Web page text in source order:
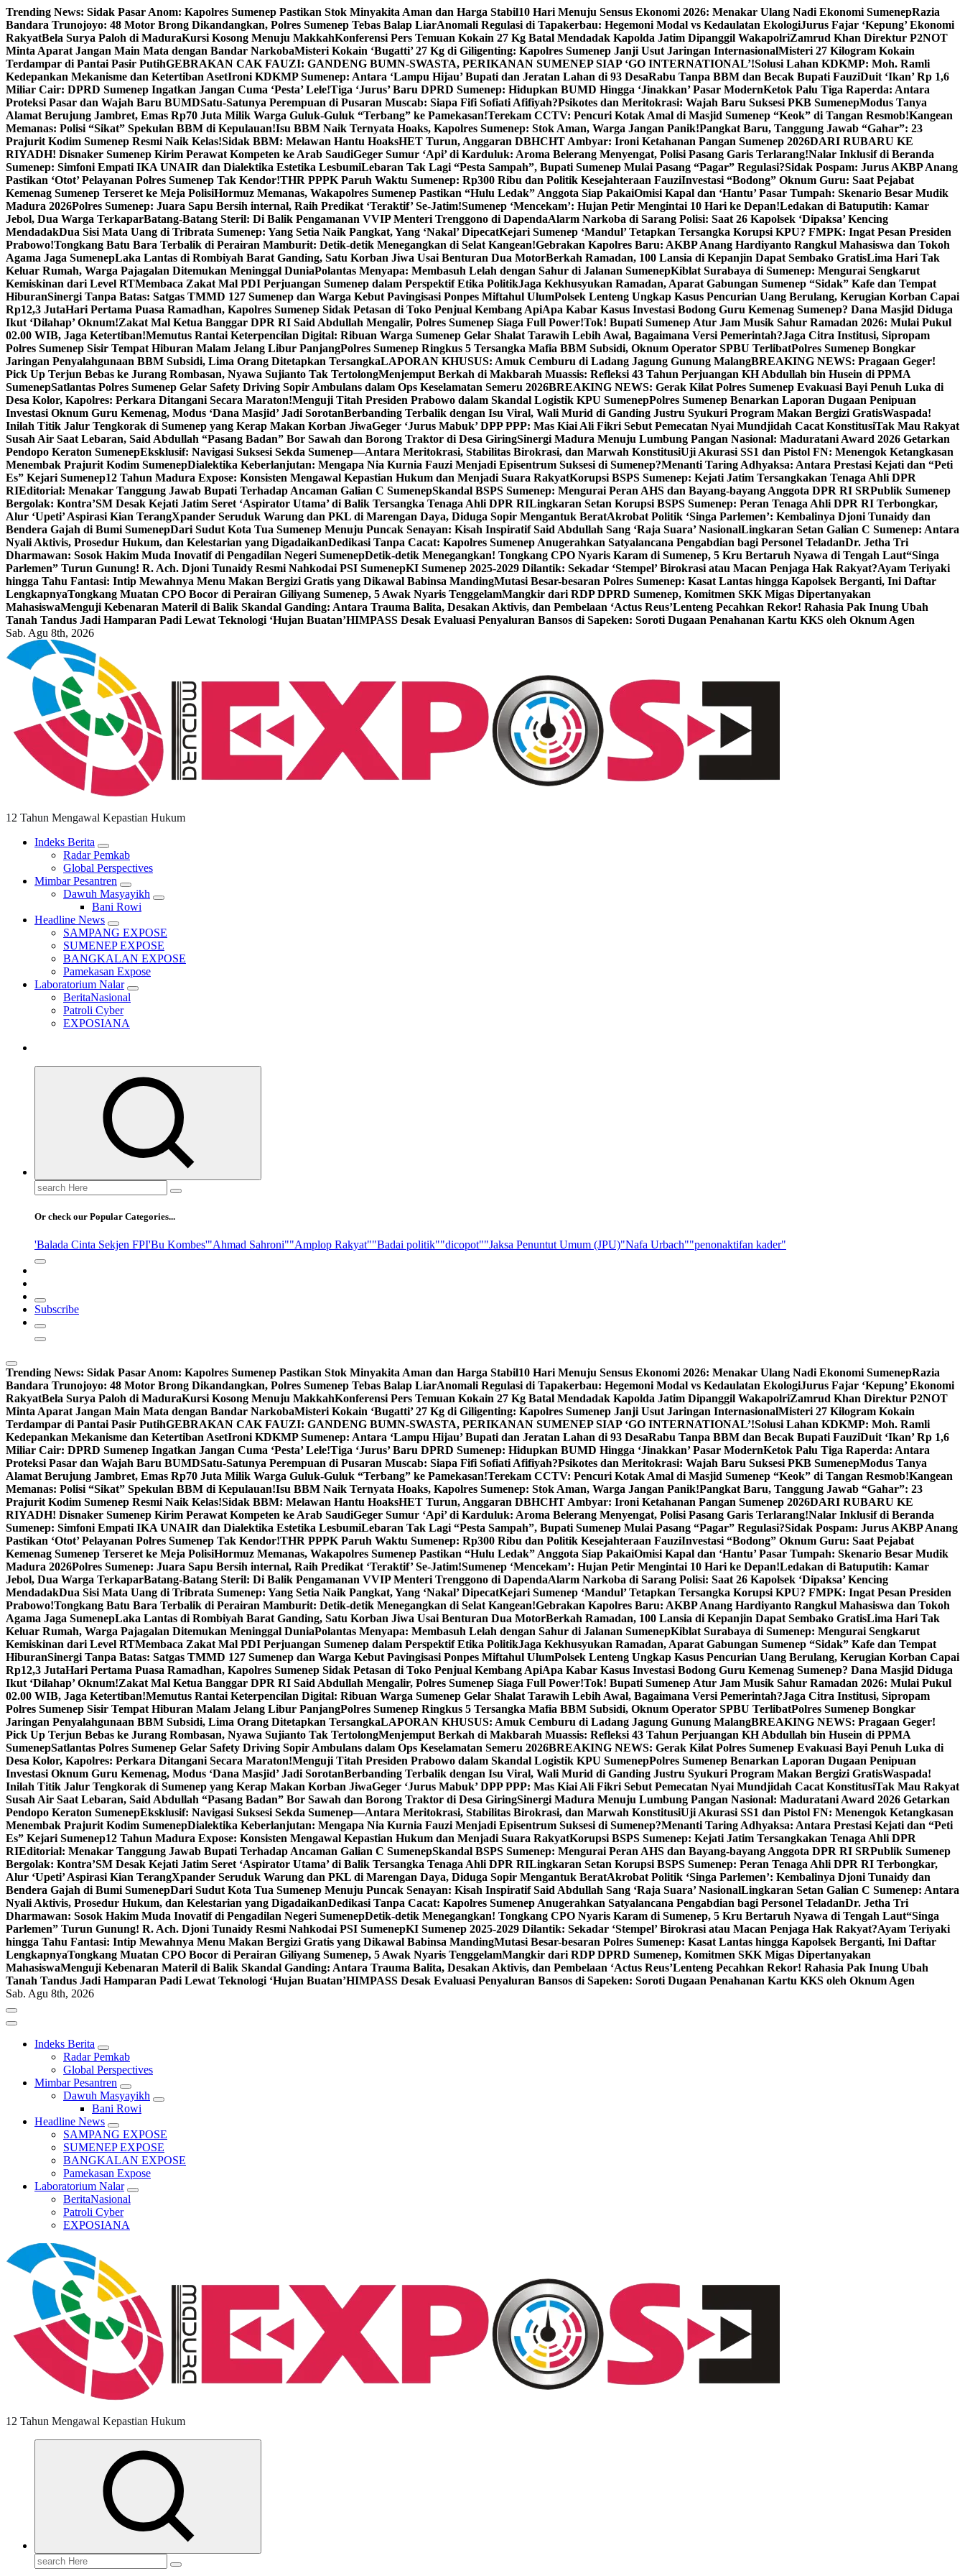
Skip
to
content
Trending News: Sidak Pasar Anom: Kapolres Sumenep Pastikan Stok Minyakita Aman dan Harga Stabil10 Hari Menuju Sensus Ekonomi 2026: Menakar Ulang Nadi Ekonomi SumenepRazia
Bandara Trunojoyo: 48 Motor Brong Dikandangkan, Polres Sumenep Tebas Balap LiarAnomali Regulasi di Tapakerbau: Hegemoni Modal vs Kedaulatan EkologiJurus Fajar ‘Kepung’ Ekonomi
RakyatBela Surya Paloh di MaduraKursi Kosong Menuju MakkahKonferensi Pers Temuan Kokain 27 Kg Batal Mendadak Kapolda Jatim Dipanggil WakapolriZamrud Khan Direktur P2NOT
Minta Aparat Jangan Main Mata dengan Bandar NarkobaMisteri Kokain ‘Bugatti’ 27 Kg di Giligenting: Kapolres Sumenep Janji Usut Jaringan InternasionalMisteri 27 Kilogram Kokain
Terdampar di Pantai Pasir PutihGEBRAKAN CAK FAUZI: GANDENG BUMN-SWASTA, PERIKANAN SUMENEP SIAP ‘GO INTERNATIONAL’!Solusi Lahan KDKMP: Moh. Ramli
Kedepankan Mekanisme dan Ketertiban AsetIroni KDKMP Sumenep: Antara ‘Lampu Hijau’ Bupati dan Jeratan Lahan di 93 DesaRabu Tanpa BBM dan Becak Bupati FauziDuit ‘Ikan’ Rp 1,6
Miliar Cair: DPRD Sumenep Ingatkan Jangan Cuma ‘Pesta’ Lele!Tiga ‘Jurus’ Baru DPRD Sumenep: Hidupkan BUMD Hingga ‘Jinakkan’ Pasar ModernKetok Palu Tiga Raperda: Antara
Proteksi Pasar dan Wajah Baru BUMDSatu-Satunya Perempuan di Pusaran Muscab: Siapa Fifi Sofiati Afifiyah?Psikotes dan Meritokrasi: Wajah Baru Suksesi PKB SumenepModus Tanya
Alamat Berujung Jambret, Emas Rp70 Juta Milik Warga Guluk-Guluk “Terbang” ke Pamekasan!Terekam CCTV: Pencuri Kotak Amal di Masjid Sumenep “Keok” di Tangan Resmob!Kangean
Memanas: Polisi “Sikat” Spekulan BBM di Kepulauan!Isu BBM Naik Ternyata Hoaks, Kapolres Sumenep: Stok Aman, Warga Jangan Panik!Pangkat Baru, Tanggung Jawab “Gahar”: 23
Prajurit Kodim Sumenep Resmi Naik Kelas!Sidak BBM: Melawan Hantu HoaksHET Turun, Anggaran DBHCHT Ambyar: Ironi Ketahanan Pangan Sumenep 2026DARI RUBARU KE
RIYADH! Disnaker Sumenep Kirim Perawat Kompeten ke Arab SaudiGeger Sumur ‘Api’ di Karduluk: Aroma Belerang Menyengat, Polisi Pasang Garis Terlarang!Nalar Inklusif di Beranda
Sumenep: Simfoni Empati IKA UNAIR dan Dialektika Estetika LesbumiLebaran Tak Lagi “Pesta Sampah”, Bupati Sumenep Mulai Pasang “Pagar” Regulasi?Sidak Pospam: Jurus AKBP Anang
Pastikan ‘Otot’ Pelayanan Polres Sumenep Tak Kendor!THR PPPK Paruh Waktu Sumenep: Rp300 Ribu dan Politik Kesejahteraan FauziInvestasi “Bodong” Oknum Guru: Saat Pejabat
Kemenag Sumenep Terseret ke Meja PolisiHormuz Memanas, Wakapolres Sumenep Pastikan “Hulu Ledak” Anggota Siap PakaiOmisi Kapal dan ‘Hantu’ Pasar Tumpah: Skenario Besar Mudik
Madura 2026Polres Sumenep: Juara Sapu Bersih internal, Raih Predikat ‘Teraktif’ Se-Jatim!Sumenep ‘Mencekam’: Hujan Petir Mengintai 10 Hari ke Depan!Ledakan di Batuputih: Kamar
Jebol, Dua Warga TerkaparBatang-Batang Steril: Di Balik Pengamanan VVIP Menteri Trenggono di DapendaAlarm Narkoba di Sarang Polisi: Saat 26 Kapolsek ‘Dipaksa’ Kencing
MendadakDua Sisi Mata Uang di Tribrata Sumenep: Yang Setia Naik Pangkat, Yang ‘Nakal’ DipecatKejari Sumenep ‘Mandul’ Tetapkan Tersangka Korupsi KPU? FMPK: Ingat Pesan Presiden
Prabowo!Tongkang Batu Bara Terbalik di Perairan Mamburit: Detik-detik Menegangkan di Selat Kangean!Gebrakan Kapolres Baru: AKBP Anang Hardiyanto Rangkul Mahasiswa dan Tokoh
Agama Jaga SumenepLaka Lantas di Rombiyah Barat Ganding, Satu Korban Jiwa Usai Benturan Dua MotorBerkah Ramadan, 100 Lansia di Kepanjin Dapat Sembako GratisLima Hari Tak
Keluar Rumah, Warga Pajagalan Ditemukan Meninggal DuniaPolantas Menyapa: Membasuh Lelah dengan Sahur di Jalanan SumenepKiblat Surabaya di Sumenep: Mengurai Sengkarut
Kemiskinan dari Level RTMembaca Zakat Mal PDI Perjuangan Sumenep dalam Perspektif Etika PolitikJaga Kekhusyukan Ramadan, Aparat Gabungan Sumenep “Sidak” Kafe dan Tempat
HiburanSinergi Tanpa Batas: Satgas TMMD 127 Sumenep dan Warga Kebut Pavingisasi Ponpes Miftahul UlumPolsek Lenteng Ungkap Kasus Pencurian Uang Berulang, Kerugian Korban Capai
Rp12,3 JutaHari Pertama Puasa Ramadhan, Kapolres Sumenep Sidak Petasan di Toko Penjual Kembang ApiApa Kabar Kasus Investasi Bodong Guru Kemenag Sumenep? Dana Masjid Diduga
Ikut ‘Dilahap’ Oknum!Zakat Mal Ketua Banggar DPR RI Said Abdullah Mengalir, Polres Sumenep Siaga Full Power!Tok! Bupati Sumenep Atur Jam Musik Sahur Ramadan 2026: Mulai Pukul
02.00 WIB, Jaga Ketertiban!Memutus Rantai Keterpencilan Digital: Ribuan Warga Sumenep Gelar Shalat Tarawih Lebih Awal, Bagaimana Versi Pemerintah?Jaga Citra Institusi, Sipropam
Polres Sumenep Sisir Tempat Hiburan Malam Jelang Libur PanjangPolres Sumenep Ringkus 5 Tersangka Mafia BBM Subsidi, Oknum Operator SPBU TerlibatPolres Sumenep Bongkar
Jaringan Penyalahgunaan BBM Subsidi, Lima Orang Ditetapkan TersangkaLAPORAN KHUSUS: Amuk Cemburu di Ladang Jagung Gunung MalangBREAKING NEWS: Pragaan Geger!
Pick Up Terjun Bebas ke Jurang Rombasan, Nyawa Sujianto Tak TertolongMenjemput Berkah di Makbarah Muassis: Refleksi 43 Tahun Perjuangan KH Abdullah bin Husein di PPMA
SumenepSatlantas Polres Sumenep Gelar Safety Driving Sopir Ambulans dalam Ops Keselamatan Semeru 2026BREAKING NEWS: Gerak Kilat Polres Sumenep Evakuasi Bayi Penuh Luka di
Desa Kolor, Kapolres: Perkara Ditangani Secara Maraton!Menguji Titah Presiden Prabowo dalam Skandal Logistik KPU SumenepPolres Sumenep Benarkan Laporan Dugaan Penipuan
Investasi Oknum Guru Kemenag, Modus ‘Dana Masjid’ Jadi SorotanBerbanding Terbalik dengan Isu Viral, Wali Murid di Ganding Justru Syukuri Program Makan Bergizi GratisWaspada!
Inilah Titik Jalur Tengkorak di Sumenep yang Kerap Makan Korban JiwaGeger ‘Jurus Mabuk’ DPP PPP: Mas Kiai Ali Fikri Sebut Pemecatan Nyai Mundjidah Cacat KonstitusiTak Mau Rakyat
Susah Air Saat Lebaran, Said Abdullah “Pasang Badan” Bor Sawah dan Borong Traktor di Desa GiringSinergi Madura Menuju Lumbung Pangan Nasional: Maduratani Award 2026 Getarkan
Pendopo Keraton SumenepEksklusif: Navigasi Suksesi Sekda Sumenep—Antara Meritokrasi, Stabilitas Birokrasi, dan Marwah KonstitusiUji Akurasi SS1 dan Pistol FN: Menengok Ketangkasan
Menembak Prajurit Kodim SumenepDialektika Keberlanjutan: Mengapa Nia Kurnia Fauzi Menjadi Episentrum Suksesi di Sumenep?Menanti Taring Adhyaksa: Antara Prestasi Kejati dan “Peti
Es” Kejari Sumenep12 Tahun Madura Expose: Konsisten Mengawal Kepastian Hukum dan Menjadi Suara RakyatKorupsi BSPS Sumenep: Kejati Jatim Tersangkakan Tenaga Ahli DPR
RIEditorial: Menakar Tanggung Jawab Bupati Terhadap Ancaman Galian C SumenepSkandal BSPS Sumenep: Mengurai Peran AHS dan Bayang-bayang Anggota DPR RI SRPublik Sumenep
Bergolak: Kontra’SM Desak Kejati Jatim Seret ‘Aspirator Utama’ di Balik Tersangka Tenaga Ahli DPR RILingkaran Setan Korupsi BSPS Sumenep: Peran Tenaga Ahli DPR RI Terbongkar,
Alur ‘Upeti’ Aspirasi Kian TerangXpander Seruduk Warung dan PKL di Marengan Daya, Diduga Sopir Mengantuk BeratAkrobat Politik ‘Singa Parlemen’: Kembalinya Djoni Tunaidy dan
Bendera Gajah di Bumi SumenepDari Sudut Kota Tua Sumenep Menuju Puncak Senayan: Kisah Inspiratif Said Abdullah Sang ‘Raja Suara’ NasionalLingkaran Setan Galian C Sumenep: Antara
Nyali Aktivis, Prosedur Hukum, dan Kelestarian yang DigadaikanDedikasi Tanpa Cacat: Kapolres Sumenep Anugerahkan Satyalancana Pengabdian bagi Personel TeladanDr. Jetha Tri
Dharmawan: Sosok Hakim Muda Inovatif di Pengadilan Negeri SumenepDetik-detik Menegangkan! Tongkang CPO Nyaris Karam di Sumenep, 5 Kru Bertaruh Nyawa di Tengah Laut“Singa
Parlemen” Turun Gunung! R. Ach. Djoni Tunaidy Resmi Nahkodai PSI SumenepKI Sumenep 2025-2029 Dilantik: Sekadar ‘Stempel’ Birokrasi atau Macan Penjaga Hak Rakyat?Ayam Teriyaki
hingga Tahu Fantasi: Intip Mewahnya Menu Makan Bergizi Gratis yang Dikawal Babinsa MandingMutasi Besar-besaran Polres Sumenep: Kasat Lantas hingga Kapolsek Berganti, Ini Daftar
LengkapnyaTongkang Muatan CPO Bocor di Perairan Giliyang Sumenep, 5 Awak Nyaris TenggelamMangkir dari RDP DPRD Sumenep, Komitmen SKK Migas Dipertanyakan
MahasiswaMenguji Kebenaran Materil di Balik Skandal Ganding: Antara Trauma Balita, Desakan Aktivis, dan Pembelaan ‘Actus Reus’Lenteng Pecahkan Rekor! Rahasia Pak Inung Ubah
Tanah Tandus Jadi Hamparan Padi Lewat Teknologi ‘Hujan Buatan’HIMPASS Desak Evaluasi Penyaluran Bansos di Sapeken: Soroti Dugaan Penahanan Kartu KKS oleh Oknum Agen
Sab. Agu 8th, 2026
12 Tahun Mengawal Kepastian Hukum
Indeks Berita
Radar Pemkab
Global Perspectives
Mimbar Pesantren
Dawuh Masyayikh
Bani Rowi
Headline News
SAMPANG EXPOSE
SUMENEP EXPOSE
BANGKALAN EXPOSE
Pamekasan Expose
Laboratorium Nalar
BeritaNasional
Patroli Cyber
EXPOSIANA
Search
for:
Or check our Popular Categories...
'Balada Cinta Sekjen FPI'Bu Kombes'"Ahmad Sahroni""Amplop Rakyat""Badai politik""dicopot""Jaksa Penuntut Umum (JPU)"Nafa Urbach""penonaktifan kader"
Subscribe
Trending News: Sidak Pasar Anom: Kapolres Sumenep Pastikan Stok Minyakita Aman dan Harga Stabil10 Hari Menuju Sensus Ekonomi 2026: Menakar Ulang Nadi Ekonomi SumenepRazia
Bandara Trunojoyo: 48 Motor Brong Dikandangkan, Polres Sumenep Tebas Balap LiarAnomali Regulasi di Tapakerbau: Hegemoni Modal vs Kedaulatan EkologiJurus Fajar ‘Kepung’ Ekonomi
RakyatBela Surya Paloh di MaduraKursi Kosong Menuju MakkahKonferensi Pers Temuan Kokain 27 Kg Batal Mendadak Kapolda Jatim Dipanggil WakapolriZamrud Khan Direktur P2NOT
Minta Aparat Jangan Main Mata dengan Bandar NarkobaMisteri Kokain ‘Bugatti’ 27 Kg di Giligenting: Kapolres Sumenep Janji Usut Jaringan InternasionalMisteri 27 Kilogram Kokain
Terdampar di Pantai Pasir PutihGEBRAKAN CAK FAUZI: GANDENG BUMN-SWASTA, PERIKANAN SUMENEP SIAP ‘GO INTERNATIONAL’!Solusi Lahan KDKMP: Moh. Ramli
Kedepankan Mekanisme dan Ketertiban AsetIroni KDKMP Sumenep: Antara ‘Lampu Hijau’ Bupati dan Jeratan Lahan di 93 DesaRabu Tanpa BBM dan Becak Bupati FauziDuit ‘Ikan’ Rp 1,6
Miliar Cair: DPRD Sumenep Ingatkan Jangan Cuma ‘Pesta’ Lele!Tiga ‘Jurus’ Baru DPRD Sumenep: Hidupkan BUMD Hingga ‘Jinakkan’ Pasar ModernKetok Palu Tiga Raperda: Antara
Proteksi Pasar dan Wajah Baru BUMDSatu-Satunya Perempuan di Pusaran Muscab: Siapa Fifi Sofiati Afifiyah?Psikotes dan Meritokrasi: Wajah Baru Suksesi PKB SumenepModus Tanya
Alamat Berujung Jambret, Emas Rp70 Juta Milik Warga Guluk-Guluk “Terbang” ke Pamekasan!Terekam CCTV: Pencuri Kotak Amal di Masjid Sumenep “Keok” di Tangan Resmob!Kangean
Memanas: Polisi “Sikat” Spekulan BBM di Kepulauan!Isu BBM Naik Ternyata Hoaks, Kapolres Sumenep: Stok Aman, Warga Jangan Panik!Pangkat Baru, Tanggung Jawab “Gahar”: 23
Prajurit Kodim Sumenep Resmi Naik Kelas!Sidak BBM: Melawan Hantu HoaksHET Turun, Anggaran DBHCHT Ambyar: Ironi Ketahanan Pangan Sumenep 2026DARI RUBARU KE
RIYADH! Disnaker Sumenep Kirim Perawat Kompeten ke Arab SaudiGeger Sumur ‘Api’ di Karduluk: Aroma Belerang Menyengat, Polisi Pasang Garis Terlarang!Nalar Inklusif di Beranda
Sumenep: Simfoni Empati IKA UNAIR dan Dialektika Estetika LesbumiLebaran Tak Lagi “Pesta Sampah”, Bupati Sumenep Mulai Pasang “Pagar” Regulasi?Sidak Pospam: Jurus AKBP Anang
Pastikan ‘Otot’ Pelayanan Polres Sumenep Tak Kendor!THR PPPK Paruh Waktu Sumenep: Rp300 Ribu dan Politik Kesejahteraan FauziInvestasi “Bodong” Oknum Guru: Saat Pejabat
Kemenag Sumenep Terseret ke Meja PolisiHormuz Memanas, Wakapolres Sumenep Pastikan “Hulu Ledak” Anggota Siap PakaiOmisi Kapal dan ‘Hantu’ Pasar Tumpah: Skenario Besar Mudik
Madura 2026Polres Sumenep: Juara Sapu Bersih internal, Raih Predikat ‘Teraktif’ Se-Jatim!Sumenep ‘Mencekam’: Hujan Petir Mengintai 10 Hari ke Depan!Ledakan di Batuputih: Kamar
Jebol, Dua Warga TerkaparBatang-Batang Steril: Di Balik Pengamanan VVIP Menteri Trenggono di DapendaAlarm Narkoba di Sarang Polisi: Saat 26 Kapolsek ‘Dipaksa’ Kencing
MendadakDua Sisi Mata Uang di Tribrata Sumenep: Yang Setia Naik Pangkat, Yang ‘Nakal’ DipecatKejari Sumenep ‘Mandul’ Tetapkan Tersangka Korupsi KPU? FMPK: Ingat Pesan Presiden
Prabowo!Tongkang Batu Bara Terbalik di Perairan Mamburit: Detik-detik Menegangkan di Selat Kangean!Gebrakan Kapolres Baru: AKBP Anang Hardiyanto Rangkul Mahasiswa dan Tokoh
Agama Jaga SumenepLaka Lantas di Rombiyah Barat Ganding, Satu Korban Jiwa Usai Benturan Dua MotorBerkah Ramadan, 100 Lansia di Kepanjin Dapat Sembako GratisLima Hari Tak
Keluar Rumah, Warga Pajagalan Ditemukan Meninggal DuniaPolantas Menyapa: Membasuh Lelah dengan Sahur di Jalanan SumenepKiblat Surabaya di Sumenep: Mengurai Sengkarut
Kemiskinan dari Level RTMembaca Zakat Mal PDI Perjuangan Sumenep dalam Perspektif Etika PolitikJaga Kekhusyukan Ramadan, Aparat Gabungan Sumenep “Sidak” Kafe dan Tempat
HiburanSinergi Tanpa Batas: Satgas TMMD 127 Sumenep dan Warga Kebut Pavingisasi Ponpes Miftahul UlumPolsek Lenteng Ungkap Kasus Pencurian Uang Berulang, Kerugian Korban Capai
Rp12,3 JutaHari Pertama Puasa Ramadhan, Kapolres Sumenep Sidak Petasan di Toko Penjual Kembang ApiApa Kabar Kasus Investasi Bodong Guru Kemenag Sumenep? Dana Masjid Diduga
Ikut ‘Dilahap’ Oknum!Zakat Mal Ketua Banggar DPR RI Said Abdullah Mengalir, Polres Sumenep Siaga Full Power!Tok! Bupati Sumenep Atur Jam Musik Sahur Ramadan 2026: Mulai Pukul
02.00 WIB, Jaga Ketertiban!Memutus Rantai Keterpencilan Digital: Ribuan Warga Sumenep Gelar Shalat Tarawih Lebih Awal, Bagaimana Versi Pemerintah?Jaga Citra Institusi, Sipropam
Polres Sumenep Sisir Tempat Hiburan Malam Jelang Libur PanjangPolres Sumenep Ringkus 5 Tersangka Mafia BBM Subsidi, Oknum Operator SPBU TerlibatPolres Sumenep Bongkar
Jaringan Penyalahgunaan BBM Subsidi, Lima Orang Ditetapkan TersangkaLAPORAN KHUSUS: Amuk Cemburu di Ladang Jagung Gunung MalangBREAKING NEWS: Pragaan Geger!
Pick Up Terjun Bebas ke Jurang Rombasan, Nyawa Sujianto Tak TertolongMenjemput Berkah di Makbarah Muassis: Refleksi 43 Tahun Perjuangan KH Abdullah bin Husein di PPMA
SumenepSatlantas Polres Sumenep Gelar Safety Driving Sopir Ambulans dalam Ops Keselamatan Semeru 2026BREAKING NEWS: Gerak Kilat Polres Sumenep Evakuasi Bayi Penuh Luka di
Desa Kolor, Kapolres: Perkara Ditangani Secara Maraton!Menguji Titah Presiden Prabowo dalam Skandal Logistik KPU SumenepPolres Sumenep Benarkan Laporan Dugaan Penipuan
Investasi Oknum Guru Kemenag, Modus ‘Dana Masjid’ Jadi SorotanBerbanding Terbalik dengan Isu Viral, Wali Murid di Ganding Justru Syukuri Program Makan Bergizi GratisWaspada!
Inilah Titik Jalur Tengkorak di Sumenep yang Kerap Makan Korban JiwaGeger ‘Jurus Mabuk’ DPP PPP: Mas Kiai Ali Fikri Sebut Pemecatan Nyai Mundjidah Cacat KonstitusiTak Mau Rakyat
Susah Air Saat Lebaran, Said Abdullah “Pasang Badan” Bor Sawah dan Borong Traktor di Desa GiringSinergi Madura Menuju Lumbung Pangan Nasional: Maduratani Award 2026 Getarkan
Pendopo Keraton SumenepEksklusif: Navigasi Suksesi Sekda Sumenep—Antara Meritokrasi, Stabilitas Birokrasi, dan Marwah KonstitusiUji Akurasi SS1 dan Pistol FN: Menengok Ketangkasan
Menembak Prajurit Kodim SumenepDialektika Keberlanjutan: Mengapa Nia Kurnia Fauzi Menjadi Episentrum Suksesi di Sumenep?Menanti Taring Adhyaksa: Antara Prestasi Kejati dan “Peti
Es” Kejari Sumenep12 Tahun Madura Expose: Konsisten Mengawal Kepastian Hukum dan Menjadi Suara RakyatKorupsi BSPS Sumenep: Kejati Jatim Tersangkakan Tenaga Ahli DPR
RIEditorial: Menakar Tanggung Jawab Bupati Terhadap Ancaman Galian C SumenepSkandal BSPS Sumenep: Mengurai Peran AHS dan Bayang-bayang Anggota DPR RI SRPublik Sumenep
Bergolak: Kontra’SM Desak Kejati Jatim Seret ‘Aspirator Utama’ di Balik Tersangka Tenaga Ahli DPR RILingkaran Setan Korupsi BSPS Sumenep: Peran Tenaga Ahli DPR RI Terbongkar,
Alur ‘Upeti’ Aspirasi Kian TerangXpander Seruduk Warung dan PKL di Marengan Daya, Diduga Sopir Mengantuk BeratAkrobat Politik ‘Singa Parlemen’: Kembalinya Djoni Tunaidy dan
Bendera Gajah di Bumi SumenepDari Sudut Kota Tua Sumenep Menuju Puncak Senayan: Kisah Inspiratif Said Abdullah Sang ‘Raja Suara’ NasionalLingkaran Setan Galian C Sumenep: Antara
Nyali Aktivis, Prosedur Hukum, dan Kelestarian yang DigadaikanDedikasi Tanpa Cacat: Kapolres Sumenep Anugerahkan Satyalancana Pengabdian bagi Personel TeladanDr. Jetha Tri
Dharmawan: Sosok Hakim Muda Inovatif di Pengadilan Negeri SumenepDetik-detik Menegangkan! Tongkang CPO Nyaris Karam di Sumenep, 5 Kru Bertaruh Nyawa di Tengah Laut“Singa
Parlemen” Turun Gunung! R. Ach. Djoni Tunaidy Resmi Nahkodai PSI SumenepKI Sumenep 2025-2029 Dilantik: Sekadar ‘Stempel’ Birokrasi atau Macan Penjaga Hak Rakyat?Ayam Teriyaki
hingga Tahu Fantasi: Intip Mewahnya Menu Makan Bergizi Gratis yang Dikawal Babinsa MandingMutasi Besar-besaran Polres Sumenep: Kasat Lantas hingga Kapolsek Berganti, Ini Daftar
LengkapnyaTongkang Muatan CPO Bocor di Perairan Giliyang Sumenep, 5 Awak Nyaris TenggelamMangkir dari RDP DPRD Sumenep, Komitmen SKK Migas Dipertanyakan
MahasiswaMenguji Kebenaran Materil di Balik Skandal Ganding: Antara Trauma Balita, Desakan Aktivis, dan Pembelaan ‘Actus Reus’Lenteng Pecahkan Rekor! Rahasia Pak Inung Ubah
Tanah Tandus Jadi Hamparan Padi Lewat Teknologi ‘Hujan Buatan’HIMPASS Desak Evaluasi Penyaluran Bansos di Sapeken: Soroti Dugaan Penahanan Kartu KKS oleh Oknum Agen
Sab. Agu 8th, 2026
Indeks Berita
Radar Pemkab
Global Perspectives
Mimbar Pesantren
Dawuh Masyayikh
Bani Rowi
Headline News
SAMPANG EXPOSE
SUMENEP EXPOSE
BANGKALAN EXPOSE
Pamekasan Expose
Laboratorium Nalar
BeritaNasional
Patroli Cyber
EXPOSIANA
12 Tahun Mengawal Kepastian Hukum
Search
for: